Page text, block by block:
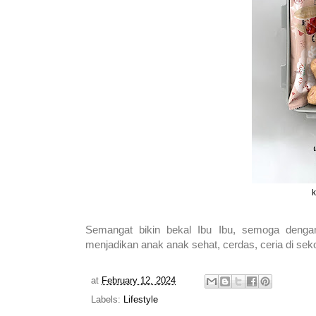
Semangat bikin bekal Ibu Ibu, semoga
menjadikan anak anak sehat, cerdas, ceria di
at February 12, 2024
Labels:
Lifestyle